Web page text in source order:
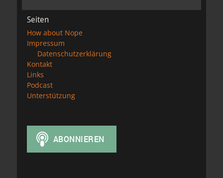
Seiten
How about Nope
Impressum
Datenschutzerklärung
Kontakt
Links
Podcast
Unterstützung